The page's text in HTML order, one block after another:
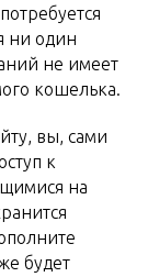
ни один
не имеет
кошелька.
вы, сами
к
на
будет